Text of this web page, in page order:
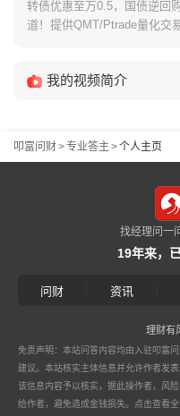
转债优惠至万0.5，国债逆回
道！提供QMT/Ptrade量化交
我的视频简介
叩富问财>专业答主 >个人主页
找经理问一
19年来，
问财 资讯
理财有
免责声明：本站问答内容均由入驻叩富
建议。本站核实主体信息并允许作者发
该信息内容予以核实，据此操作者，风
给作者，避免造成金钱损失。 点击查看